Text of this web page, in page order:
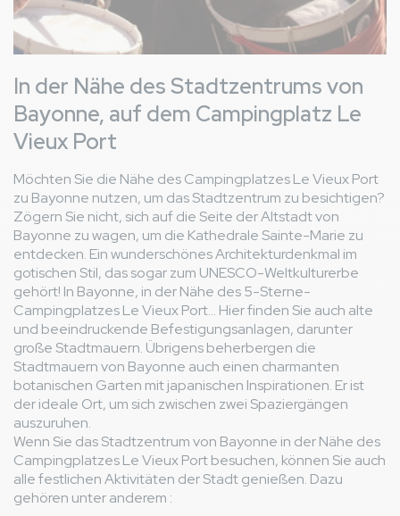
In der Nähe des Stadtzentrums von
Bayonne, auf dem Campingplatz Le
Vieux Port
Möchten Sie die Nähe des Campingplatzes Le Vieux Port
zu Bayonne nutzen, um das Stadtzentrum zu besichtigen?
Zögern Sie nicht, sich auf die Seite der Altstadt von
Bayonne zu wagen, um die Kathedrale Sainte-Marie zu
entdecken. Ein wunderschönes Architekturdenkmal im
gotischen Stil, das sogar zum UNESCO-Weltkulturerbe
gehört! In Bayonne, in der Nähe des 5-Sterne-
Campingplatzes Le Vieux Port... Hier finden Sie auch alte
und beeindruckende Befestigungsanlagen, darunter
große Stadtmauern. Übrigens beherbergen die
Stadtmauern von Bayonne auch einen charmanten
botanischen Garten mit japanischen Inspirationen. Er ist
der ideale Ort, um sich zwischen zwei Spaziergängen
auszuruhen.
Wenn Sie das Stadtzentrum von Bayonne in der Nähe des
Campingplatzes Le Vieux Port besuchen, können Sie auch
alle festlichen Aktivitäten der Stadt genießen. Dazu
gehören unter anderem :